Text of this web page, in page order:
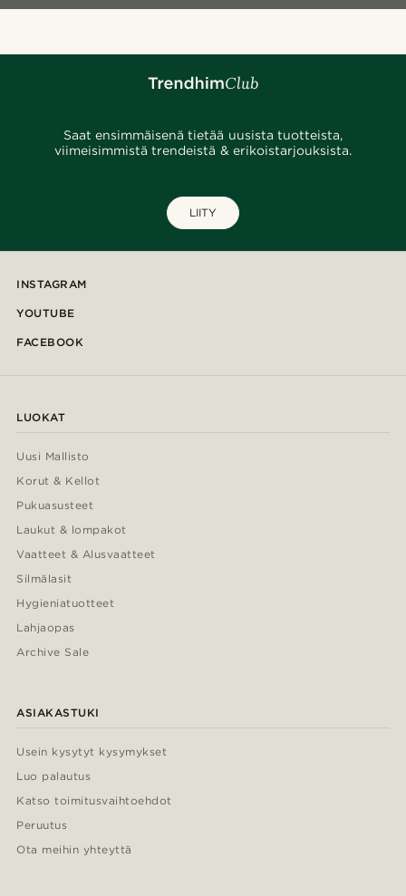
Saat ensimmäisenä tietää uusista tuotteista,
viimeisimmistä trendeistä & erikoistarjouksista.
LIITY
INSTAGRAM
YOUTUBE
FACEBOOK
LUOKAT
Uusi Mallisto
Korut & Kellot
Pukuasusteet
Laukut & lompakot
Vaatteet & Alusvaatteet
Silmälasit
Hygieniatuotteet
Lahjaopas
Archive Sale
ASIAKASTUKI
Usein kysytyt kysymykset
Luo palautus
Katso toimitusvaihtoehdot
Peruutus
Ota meihin yhteyttä